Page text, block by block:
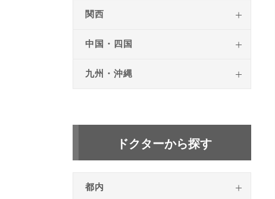
関西
中国・四国
九州・沖縄
ドクターから探す
都内